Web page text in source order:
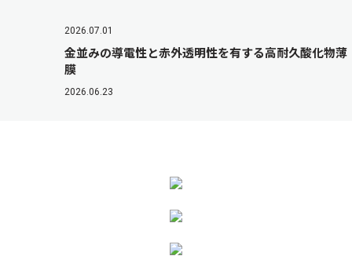
2026.07.01
金並みの導電性と赤外透明性を有する高耐久酸化物薄
膜
2026.06.23